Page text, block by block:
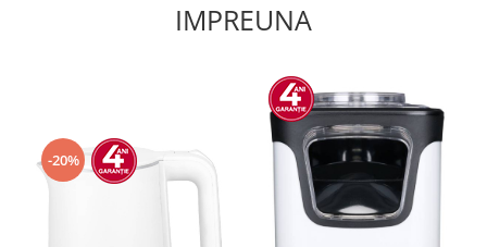
IMPREUNA
-20%